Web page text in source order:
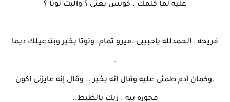
عليه لما كلمك . كويس يعنى ؟ والبت توتا ؟
فريحه : الحمدلله ياحبيبى .ميرو تمام. وتوتا بخير وبتدعيلك ديما
.
.وكمان آدم طمنى عليه وقال إنه بخير .. وقال إنه عايزنى اكون
فخوره بيه . زيك بالظبط..